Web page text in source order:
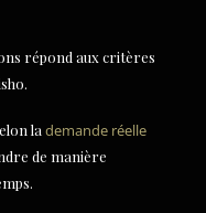
répond aux critères
la demande réelle
de manière